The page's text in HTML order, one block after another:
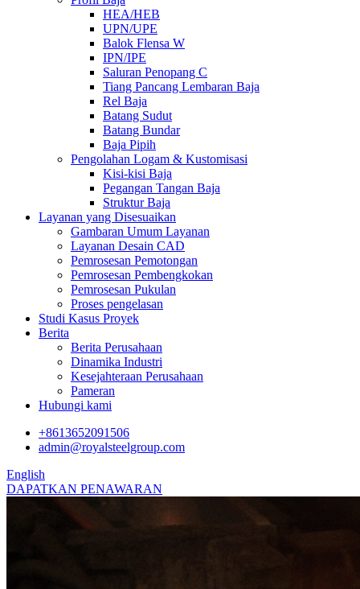
HEA/HEB
UPN/UPE
Balok Flensa W
IPN/IPE
Saluran Penopang C
Tiang Pancang Lembaran Baja
Rel Baja
Batang Sudut
Batang Bundar
Baja Pipih
Pengolahan Logam & Kustomisasi
Kisi-kisi Baja
Pegangan Tangan Baja
Struktur Baja
Layanan yang Disesuaikan
Gambaran Umum Layanan
Layanan Desain CAD
Pemrosesan Pemotongan
Pemrosesan Pembengkokan
Pemrosesan Pukulan
Proses pengelasan
Studi Kasus Proyek
Berita
Berita Perusahaan
Dinamika Industri
Kesejahteraan Perusahaan
Pameran
Hubungi kami
+8613652091506
admin@royalsteelgroup.com
English
DAPATKAN PENAWARAN